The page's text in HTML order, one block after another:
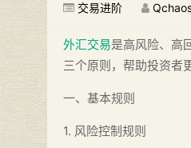
交易进阶
外汇交易是高风险、高
三个原则，帮助投资者
一、基本规则
1. 风险控制规则